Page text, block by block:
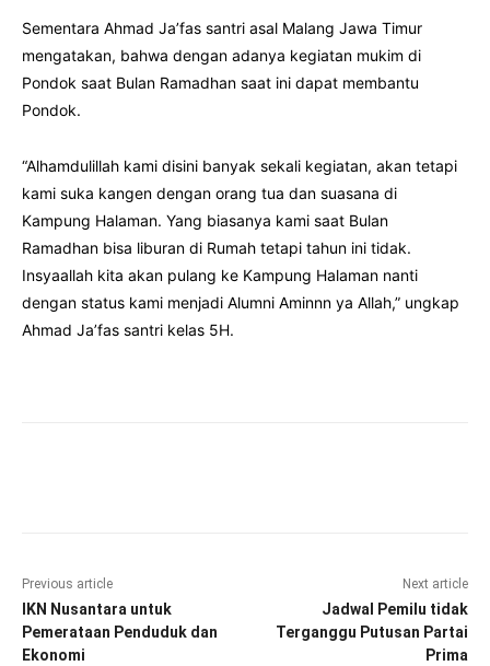
Sementara Ahmad Ja’fas santri asal Malang Jawa Timur
mengatakan, bahwa dengan adanya kegiatan mukim di
Pondok saat Bulan Ramadhan saat ini dapat membantu
Pondok.
“Alhamdulillah kami disini banyak sekali kegiatan, akan tetapi
kami suka kangen dengan orang tua dan suasana di
Kampung Halaman. Yang biasanya kami saat Bulan
Ramadhan bisa liburan di Rumah tetapi tahun ini tidak.
Insyaallah kita akan pulang ke Kampung Halaman nanti
dengan status kami menjadi Alumni Aminnn ya Allah,” ungkap
Ahmad Ja’fas santri kelas 5H.
Previous article
IKN Nusantara untuk
Pemerataan Penduduk dan
Ekonomi
Next article
Jadwal Pemilu tidak
Terganggu Putusan Partai
Prima